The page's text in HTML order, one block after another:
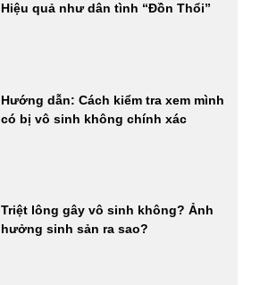
Hiệu quả như dân tình “Đồn Thổi”
Hướng dẫn: Cách kiểm tra xem mình
có bị vô sinh không chính xác
Triệt lông gây vô sinh không? Ảnh
hưởng sinh sản ra sao?